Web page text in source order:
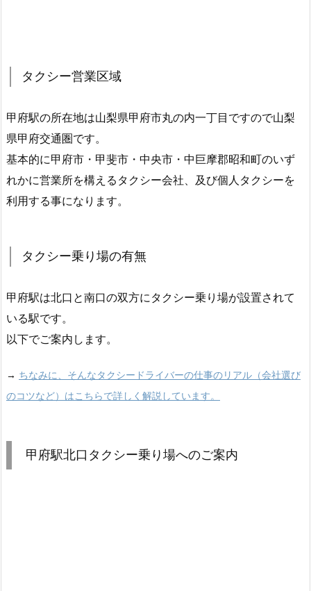
タクシー営業区域
甲府駅の所在地は山梨県甲府市丸の内一丁目ですので山梨
県甲府交通圏です。
基本的に甲府市・甲斐市・中央市・中巨摩郡昭和町のいず
れかに営業所を構えるタクシー会社、及び個人タクシーを
利用する事になります。
タクシー乗り場の有無
甲府駅は北口と南口の双方にタクシー乗り場が設置されて
いる駅です。
以下でご案内します。
→ ちなみに、そんなタクシードライバーの仕事のリアル（会社選び
のコツなど）はこちらで詳しく解説しています。
甲府駅北口タクシー乗り場へのご案内